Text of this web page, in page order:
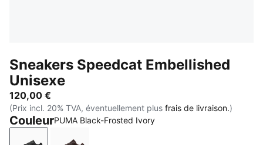
Sneakers Speedcat Embellished
Unisexe
120,00 €
(Prix incl. 20% TVA, éventuellement plus frais de livraison.)
CouleurPUMA Black-Frosted Ivory